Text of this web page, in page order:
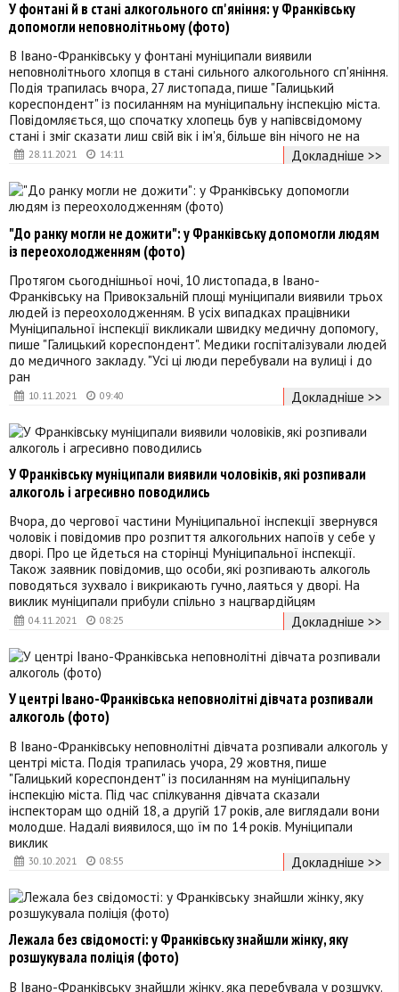
28.11.2021 14:11
У фонтані й в стані алкогольного сп'яніння: у Франківську
допомогли неповнолітньому (фото)
В Івано-Франківську у фонтані муніципали виявили
неповнолітнього хлопця в стані сильного алкогольного сп'яніння.
Подія трапилась вчора, 27 листопада, пише "Галицький
кореспондент" із посиланням на муніципальну інспекцію міста.
Повідомляється, що спочатку хлопець був у напівсвідомому
стані і зміг сказати лиш свій вік і ім'я, більше він нічого не на
Докладніше >>
10.11.2021 09:40
"До ранку могли не дожити": у Франківську допомогли людям
із переохолодженням (фото)
Протягом сьогоднішньої ночі, 10 листопада, в Івано-
Франківську на Привокзальній площі муніципали виявили трьох
людей із переохолодженням. В усіх випадках працівники
Муніципальної інспекції викликали швидку медичну допомогу,
пише "Галицький кореспондент". Медики госпіталізували людей
до медичного закладу. "Усі ці люди перебували на вулиці і до
ран
Докладніше >>
04.11.2021 08:25
У Франківську муніципали виявили чоловіків, які розпивали
алкоголь і агресивно поводились
Вчора, до чергової частини Муніципальної інспекції звернувся
чоловік і повідомив про розпиття алкогольних напоїв у себе у
дворі. Про це йдеться на сторінці Муніципальної інспекції.
Також заявник повідомив, що особи, які розпивають алкоголь
поводяться зухвало і викрикають гучно, лаяться у дворі. На
виклик муніципали прибули спільно з нацгвардійцям
Докладніше >>
30.10.2021 08:55
У центрі Івано-Франківська неповнолітні дівчата розпивали
алкоголь (фото)
В Івано-Франківську неповнолітні дівчата розпивали алкоголь у
центрі міста. Подія трапилась учора, 29 жовтня, пише
"Галицький кореспондент" із посиланням на муніципальну
інспекцію міста. Під час спілкування дівчата сказали
інспекторам що одній 18, а другій 17 років, але виглядали вони
молодше. Надалі виявилося, що їм по 14 років. Муніципали
виклик
Докладніше >>
Лежала без свідомості: у Франківську знайшли жінку, яку
розшукувала поліція (фото)
В Івано-Франківську знайшли жінку, яка перебувала у розшуку.